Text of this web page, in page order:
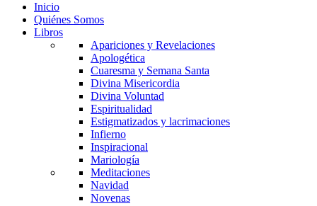
Inicio
Quiénes Somos
Libros
Apariciones y Revelaciones
Apologética
Cuaresma y Semana Santa
Divina Misericordia
Divina Voluntad
Espiritualidad
Estigmatizados y lacrimaciones
Infierno
Inspiracional
Mariología
Meditaciones
Navidad
Novenas